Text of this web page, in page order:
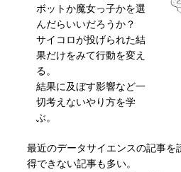
ボットか魔女っ子かを選
んだらいいだろうか？
サイコロが投げられた結
果だけをみて行動を変え
る。
結果に及ぼす影響など一
切考えないやり方を学
ぶ。
最近のデータサイエンスの記事を
得できない記事も多い。